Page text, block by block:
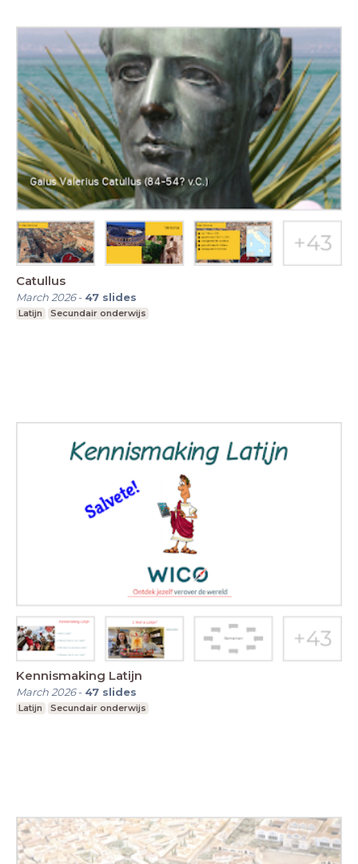
Catullus
March 2026- 47 slides
Latijn Secundair onderwijs
Kennismaking Latijn
March 2026- 47 slides
Latijn Secundair onderwijs